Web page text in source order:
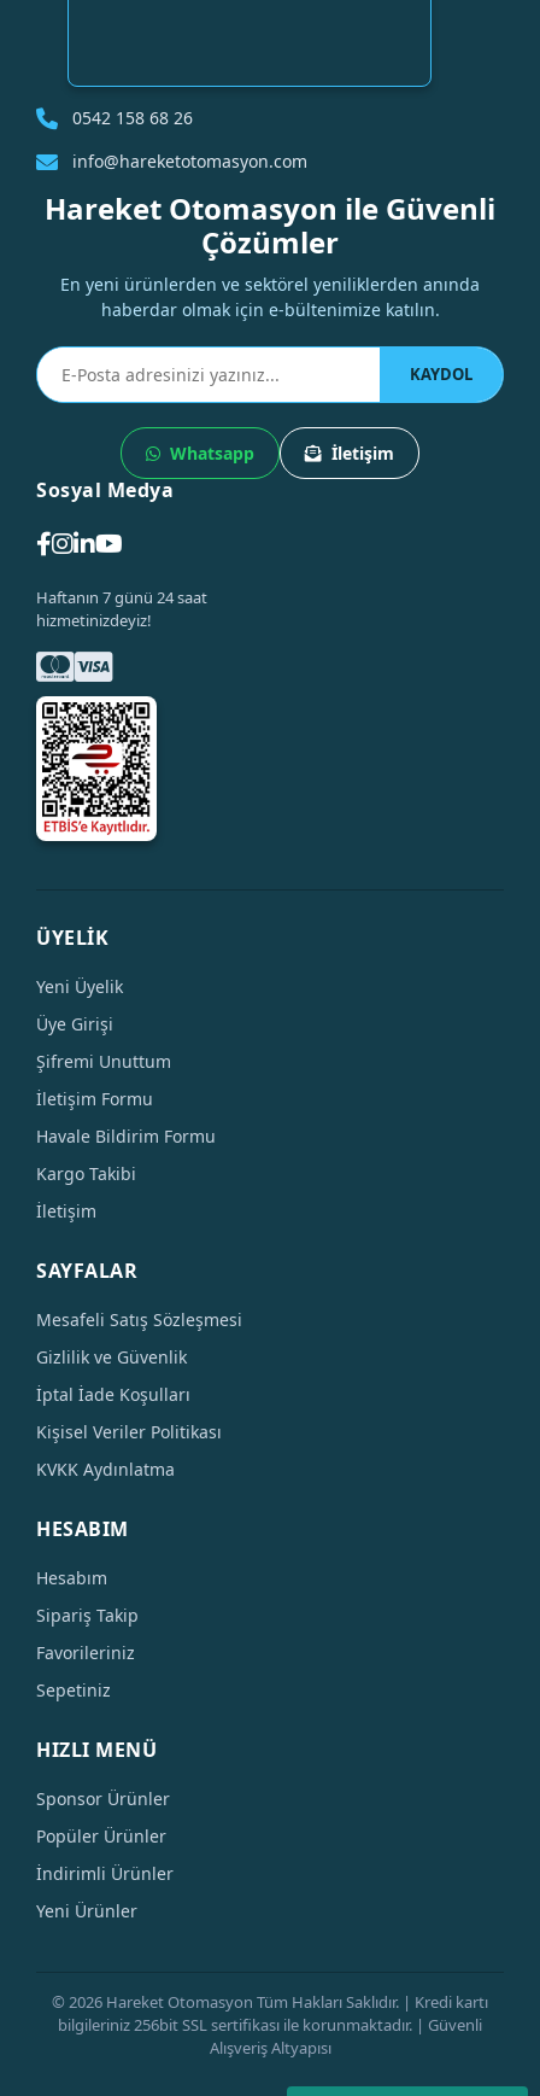
0542 158 68 26
info@hareketotomasyon.com
Hareket Otomasyon ile Güvenli
Çözümler
En yeni ürünlerden ve sektörel yeniliklerden anında
haberdar olmak için e-bültenimize katılın.
KAYDOL
Whatsapp İletişim
Sosyal Medya
Haftanın 7 günü 24 saat
hizmetinizdeyiz!
ÜYELİK
Yeni Üyelik
Üye Girişi
Şifremi Unuttum
İletişim Formu
Havale Bildirim Formu
Kargo Takibi
İletişim
SAYFALAR
Mesafeli Satış Sözleşmesi
Gizlilik ve Güvenlik
İptal İade Koşulları
Kişisel Veriler Politikası
KVKK Aydınlatma
HESABIM
Hesabım
Sipariş Takip
Favorileriniz
Sepetiniz
HIZLI MENÜ
Sponsor Ürünler
Popüler Ürünler
İndirimli Ürünler
Yeni Ürünler
© 2026 Hareket Otomasyon Tüm Hakları Saklıdır. | Kredi kartı
bilgileriniz 256bit SSL sertifikası ile korunmaktadır. | Güvenli
Alışveriş Altyapısı